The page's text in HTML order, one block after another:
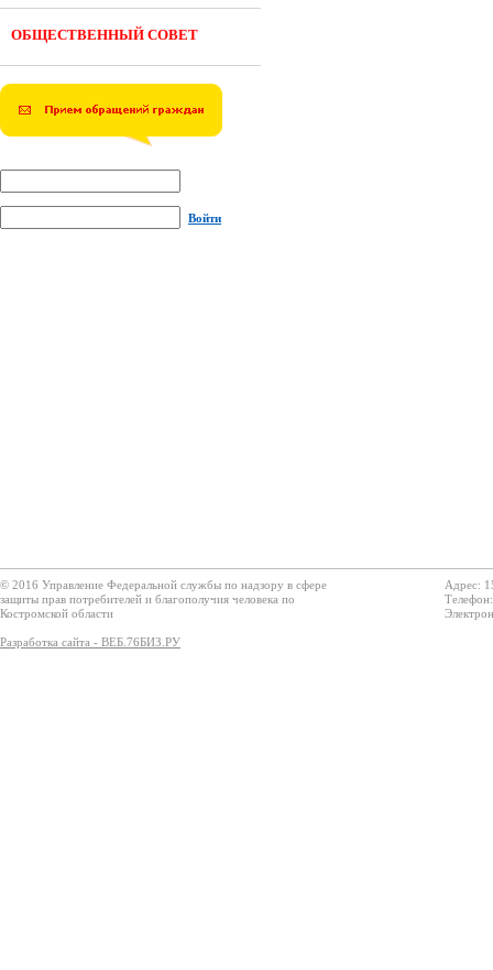
ОБЩЕСТВЕННЫЙ СОВЕТ
Войти
© 2016 Управление Федеральной службы по надзору в сфере
защиты прав потребителей и благополучия человека по
Костромской области
Разработка сайта - ВЕБ.76БИЗ.РУ
Адрес: